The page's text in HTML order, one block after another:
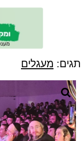
תגים: מעגלים